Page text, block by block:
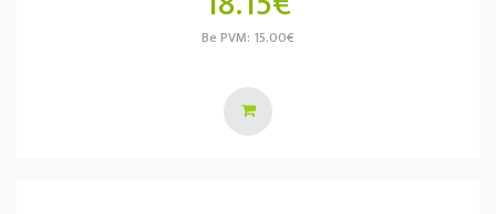
Be PVM: 15.00€